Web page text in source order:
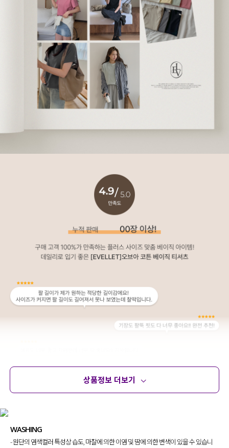
상품정보 더보기
WASHING
- 원단의 염색컬러 특성상 습도, 마찰에 의한 이염 및 땀에 의한 변색이 있을 수 있습니